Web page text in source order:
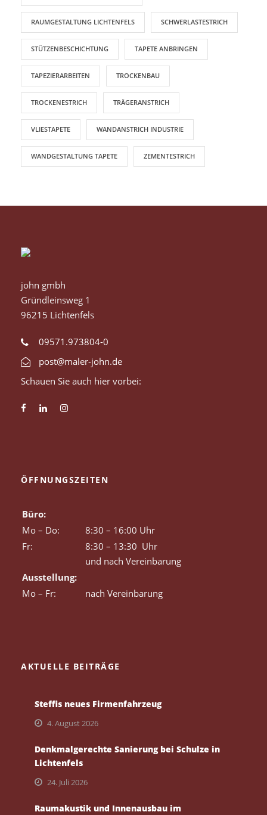
RAUMGESTALTUNG LICHTENFELS SCHWERLASTESTRICH
STÜTZENBESCHICHTUNG TAPETE ANBRINGEN
TAPEZIERARBEITEN TROCKENBAU
TROCKENESTRICH TRÄGERANSTRICH
VLIESTAPETE WANDANSTRICH INDUSTRIE
WANDGESTALTUNG TAPETE ZEMENTESTRICH
john gmbh
Gründleinsweg 1
96215 Lichtenfels
09571.973804-0
post@maler-john.de
Schauen Sie auch hier vorbei:
ÖFFNUNGSZEITEN
Büro:
Mo – Do:
8:30 – 16:00 Uhr
Fr:
8:30 – 13:30 Uhr
und nach Vereinbarung
Ausstellung:
Mo – Fr:
nach Vereinbarung
AKTUELLE BEITRÄGE
Steffis neues Firmenfahrzeug
4. August 2026
Denkmalgerechte Sanierung bei Schulze in
Lichtenfels
24. Juli 2026
Raumakustik und Innenausbau im